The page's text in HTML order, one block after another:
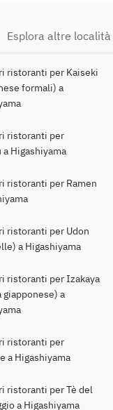
Esplora altre località
ristoranti per Kaiseki
formali) a
ristoranti per
a Higashiyama
ristoranti per Ramen
ristoranti per Udon
a Higashiyama
ristoranti per Izakaya
giapponese) a
ristoranti per
a Higashiyama
ristoranti per Tè del
a Higashiyama